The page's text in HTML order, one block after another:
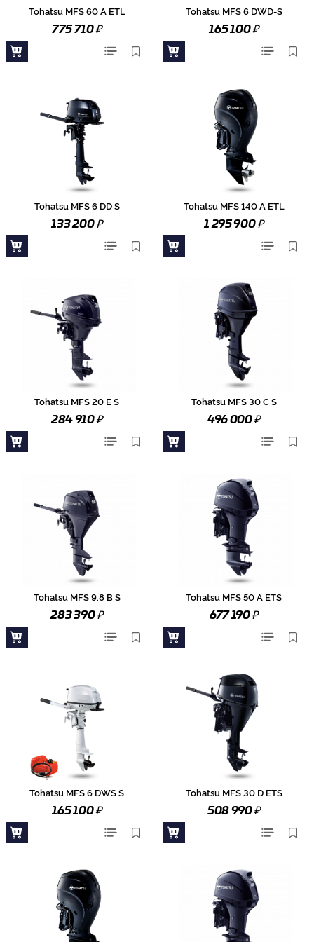
Tohatsu MFS 60 A ETL
775 710₽
Tohatsu MFS 6 DWD-S
165 100₽
Tohatsu MFS 6 DD S
133 200₽
Tohatsu MFS 140 A ETL
1 295 900₽
Tohatsu MFS 20 E S
284 910₽
Tohatsu MFS 30 C S
496 000₽
Tohatsu MFS 9.8 B S
283 390₽
Tohatsu MFS 50 A ETS
677 190₽
Tohatsu MFS 6 DWS S
165 100₽
Tohatsu MFS 30 D ETS
508 990₽